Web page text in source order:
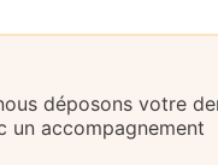
déposons votre
un accompagnement